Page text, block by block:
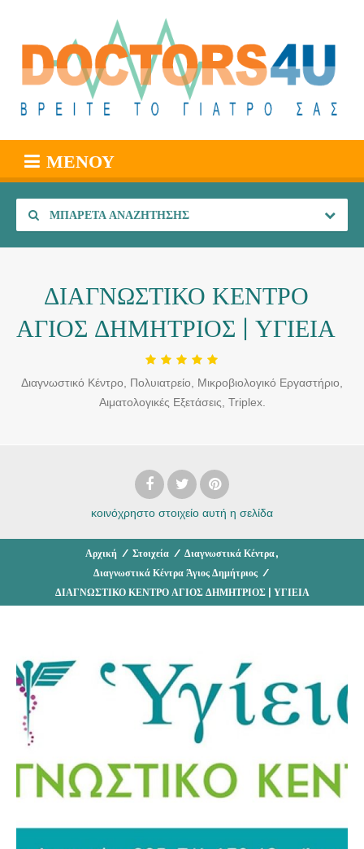
ΜΕΝΟΎ
ΜΠΑΡΈΤΑ ΑΝΑΖΉΤΗΣΗΣ
ΔΙΑΓΝΩΣΤΙΚΟ ΚΕΝΤΡΟ
ΑΓΙΟΣ ΔΗΜΗΤΡΙΟΣ | ΥΓΙΕΙΑ
Διαγνωστικό Κέντρο, Πολυιατρείο, Μικροβιολογικό Εργαστήριο,
Αιματολογικές Εξετάσεις, Triplex.
κοινόχρηστο στοιχείο αυτή η σελίδα
Αρχική / Στοιχεία / Διαγνωστικά Κέντρα,
Διαγνωστικά Κέντρα Άγιος Δημήτριος /
ΔΙΑΓΝΩΣΤΙΚΟ ΚΕΝΤΡΟ ΑΓΙΟΣ ΔΗΜΗΤΡΙΟΣ | ΥΓΙΕΙΑ